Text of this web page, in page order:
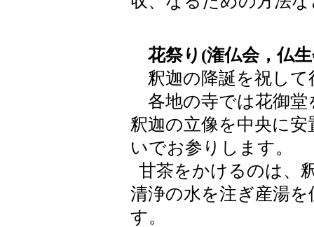
花祭り(潅仏会，仏
釈迦の降誕を祝して
各地の寺では花御堂
釈迦の立像を中央に
いでお参りします。
甘茶をかけるのは、
清浄の水を注ぎ産湯
す。